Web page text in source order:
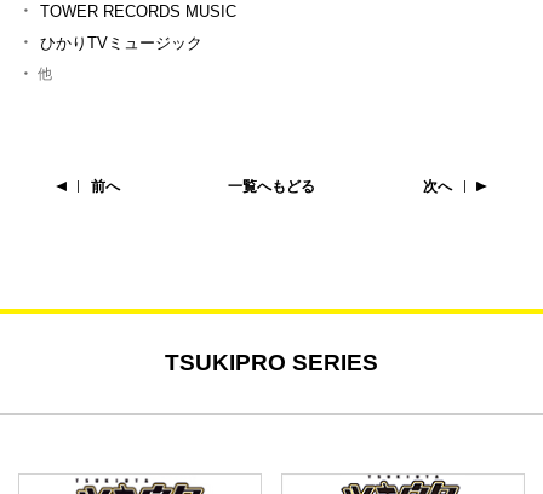
TOWER RECORDS MUSIC
ひかりTVミュージック
他
前へ 一覧へもどる 次へ
TSUKIPRO SERIES